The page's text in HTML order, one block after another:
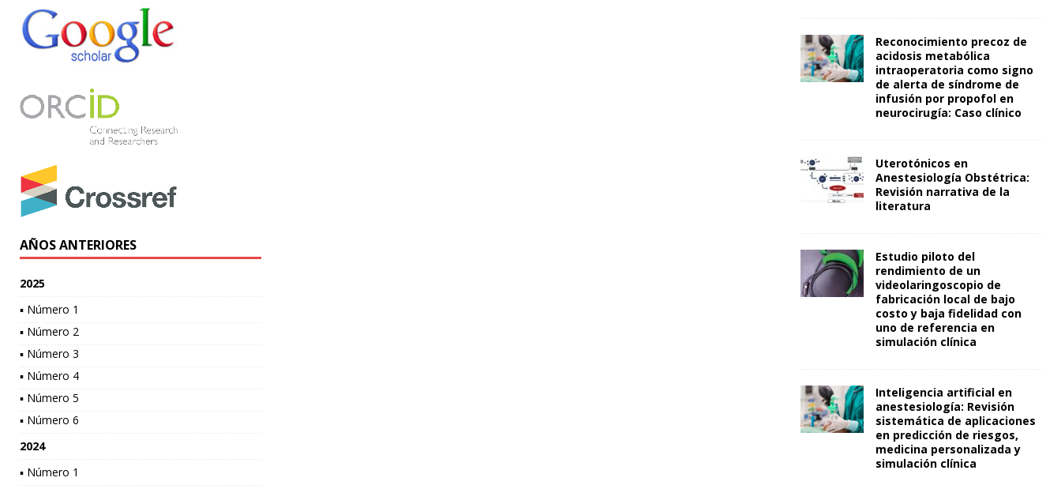
AÑOS ANTERIORES
2025
▪ Número 1
▪ Número 2
▪ Número 3
▪ Número 4
▪ Número 5
▪ Número 6
2024
▪ Número 1
Reconocimiento precoz de
acidosis metabólica
intraoperatoria como signo
de alerta de síndrome de
infusión por propofol en
neurocirugía: Caso clínico
Uterotónicos en
Anestesiología Obstétrica:
Revisión narrativa de la
literatura
Estudio piloto del
rendimiento de un
videolaringoscopio de
fabricación local de bajo
costo y baja fidelidad con
uno de referencia en
simulación clínica
Inteligencia artificial en
anestesiología: Revisión
sistemática de aplicaciones
en predicción de riesgos,
medicina personalizada y
simulación clínica